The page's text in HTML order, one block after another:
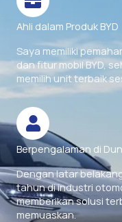
Ahli dalam Produk BYD
Saya memiliki
dan fitur mobil BYD,
memilih unit terbaik
Berpengalaman di
Dengan latar
tahun di industri
memberikan solusi
memuaskan.